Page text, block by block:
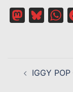
MastodonBluesky
D’ARTICLE
IGGY